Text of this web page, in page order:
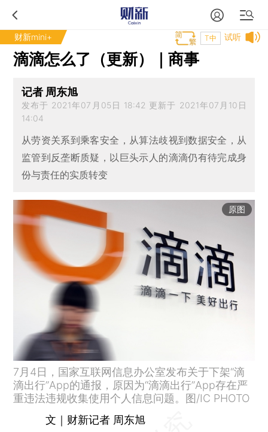
财新mini+ 试听
T中
滴滴怎么了（更新）｜商事
记者 周东旭
发布于 2021年07月05日 18:42 更新于 2021年07月10日
14:04
从劳资关系到乘客安全，从算法歧视到数据安全，从
监管到反垄断质疑，以巨头示人的滴滴仍有待完成身
份与责任的实质转变
原图
7月4日，国家互联网信息办公室发布关于下架“滴
滴出行”App的通报，原因为“滴滴出行”App存在严
重违法违规收集使用个人信息问题。图/IC PHOTO
文｜财新记者 周东旭